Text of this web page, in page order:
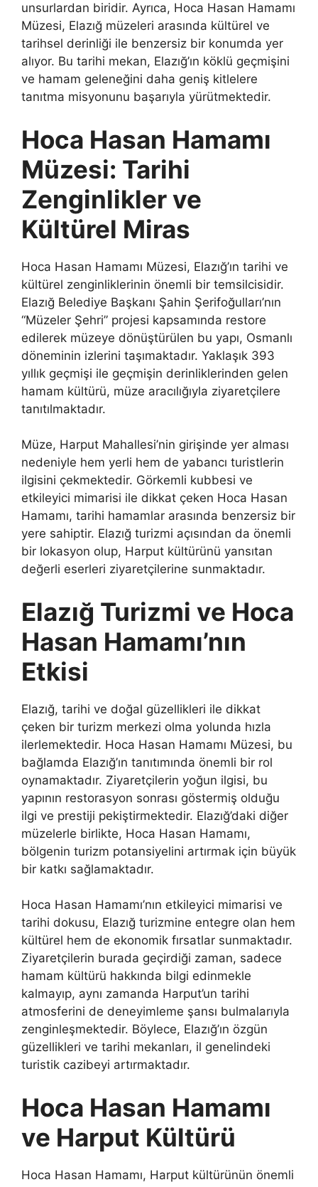
unsurlardan biridir. Ayrıca, Hoca Hasan Hamamı
Müzesi, Elazığ müzeleri arasında kültürel ve
tarihsel derinliği ile benzersiz bir konumda yer
alıyor. Bu tarihi mekan, Elazığ’ın köklü geçmişini
ve hamam geleneğini daha geniş kitlelere
tanıtma misyonunu başarıyla yürütmektedir.
Hoca Hasan Hamamı
Müzesi: Tarihi
Zenginlikler ve
Kültürel Miras
Hoca Hasan Hamamı Müzesi, Elazığ’ın tarihi ve
kültürel zenginliklerinin önemli bir temsilcisidir.
Elazığ Belediye Başkanı Şahin Şerifoğulları’nın
“Müzeler Şehri” projesi kapsamında restore
edilerek müzeye dönüştürülen bu yapı, Osmanlı
döneminin izlerini taşımaktadır. Yaklaşık 393
yıllık geçmişi ile geçmişin derinliklerinden gelen
hamam kültürü, müze aracılığıyla ziyaretçilere
tanıtılmaktadır.
Müze, Harput Mahallesi’nin girişinde yer alması
nedeniyle hem yerli hem de yabancı turistlerin
ilgisini çekmektedir. Görkemli kubbesi ve
etkileyici mimarisi ile dikkat çeken Hoca Hasan
Hamamı, tarihi hamamlar arasında benzersiz bir
yere sahiptir. Elazığ turizmi açısından da önemli
bir lokasyon olup, Harput kültürünü yansıtan
değerli eserleri ziyaretçilerine sunmaktadır.
Elazığ Turizmi ve Hoca
Hasan Hamamı’nın
Etkisi
Elazığ, tarihi ve doğal güzellikleri ile dikkat
çeken bir turizm merkezi olma yolunda hızla
ilerlemektedir. Hoca Hasan Hamamı Müzesi, bu
bağlamda Elazığ’ın tanıtımında önemli bir rol
oynamaktadır. Ziyaretçilerin yoğun ilgisi, bu
yapının restorasyon sonrası göstermiş olduğu
ilgi ve prestiji pekiştirmektedir. Elazığ’daki diğer
müzelerle birlikte, Hoca Hasan Hamamı,
bölgenin turizm potansiyelini artırmak için büyük
bir katkı sağlamaktadır.
Hoca Hasan Hamamı’nın etkileyici mimarisi ve
tarihi dokusu, Elazığ turizmine entegre olan hem
kültürel hem de ekonomik fırsatlar sunmaktadır.
Ziyaretçilerin burada geçirdiği zaman, sadece
hamam kültürü hakkında bilgi edinmekle
kalmayıp, aynı zamanda Harput’un tarihi
atmosferini de deneyimleme şansı bulmalarıyla
zenginleşmektedir. Böylece, Elazığ’ın özgün
güzellikleri ve tarihi mekanları, il genelindeki
turistik cazibeyi artırmaktadır.
Hoca Hasan Hamamı
ve Harput Kültürü
Hoca Hasan Hamamı, Harput kültürünün önemli